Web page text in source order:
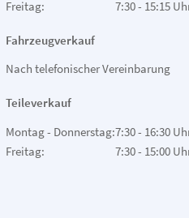
Freitag:
7:30 - 15:15
Fahrzeugverkauf
Nach telefonischer Vereinbarung
Teileverkauf
Montag - Donnerstag:7:30 - 16:30
Freitag:
7:30 - 15:00